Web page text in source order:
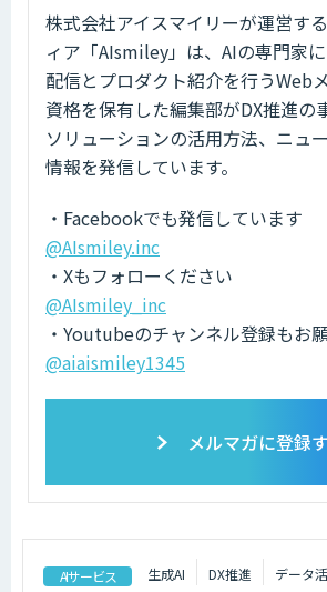
株式会社アイスマイリーが運営す
ィア「AIsmiley」は、AIの専門家
配信とプロダクト紹介を行うWeb
資格を保有した編集部がDX推進の
ソリューションの活用方法、ニュ
情報を発信しています。
・Facebookでも発信しています
@AIsmiley.inc
・Xもフォローください
@AIsmiley_inc
・Youtubeのチャンネル登録もお
@aiaismiley1345
メルマガに登録
AIサービス 生成AI DX推進 データ